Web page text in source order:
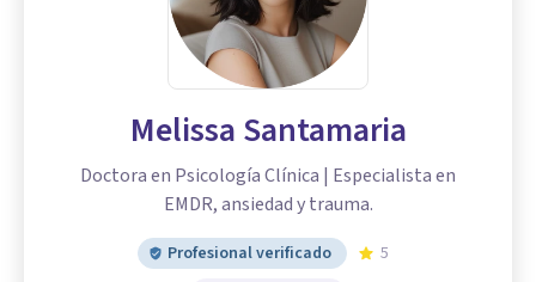
Melissa Santamaria
Doctora en Psicología Clínica | Especialista en
EMDR, ansiedad y trauma.
Profesional verificado
5